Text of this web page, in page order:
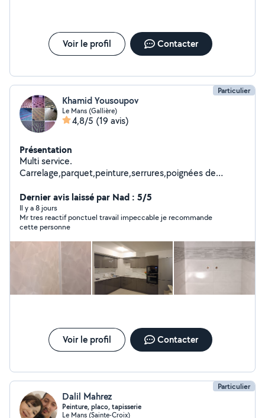
Voir le profil Contacter
Particulier
Khamid Yousoupov
Le Mans (Gallière)
4,8/5 (19 avis)
Présentation
Multi service.
Carrelage,parquet,peinture,serrures,poignées de
général, dans tout travail technique. N'hésitez pas à me
contacter.... Expériences variées dans les plusieurs
domaines ...
Dernier avis laissé par Nad : 5/5
Il y a 8 jours
Mr tres reactif ponctuel travail impeccable je recommande
cette personne
Voir le profil Contacter
Particulier
Dalil Mahrez
Peinture, placo, tapisserie
Le Mans (Sainte-Croix)